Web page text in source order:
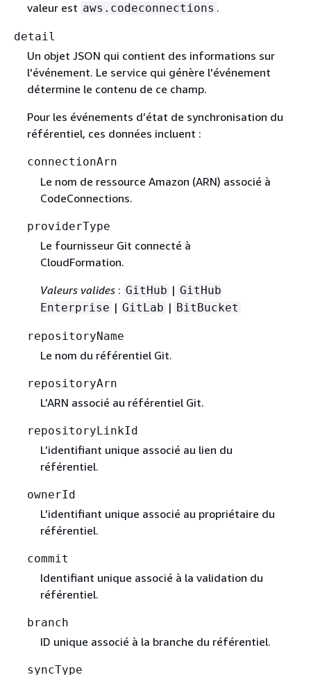
valeur est aws.codeconnections .
detail
Un objet JSON qui contient des informations sur
l'événement. Le service qui génère l'événement
détermine le contenu de ce champ.
Pour les événements d’état de synchronisation du
référentiel, ces données incluent :
connectionArn
Le nom de ressource Amazon (ARN) associé à
CodeConnections.
providerType
Le fournisseur Git connecté à
CloudFormation.
Valeurs valides: GitHub | GitHub
Enterprise | GitLab | BitBucket
repositoryName
Le nom du référentiel Git.
repositoryArn
L’ARN associé au référentiel Git.
repositoryLinkId
L’identifiant unique associé au lien du
référentiel.
ownerId
L’identifiant unique associé au propriétaire du
référentiel.
commit
Identifiant unique associé à la validation du
référentiel.
branch
ID unique associé à la branche du référentiel.
syncType